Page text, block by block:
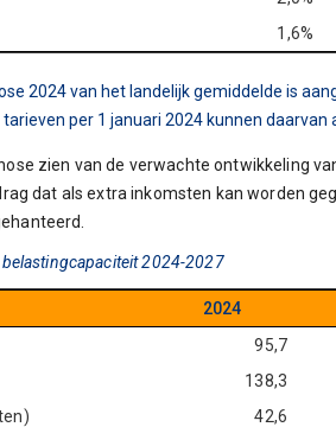
1,6%
2024 van het landelijk gemiddelde is
per 1 januari 2024 kunnen daarvan
zien van de verwachte ontwikkeling
dat als extra inkomsten kan worden
2024-2027
2024
95,7
138,3
42,6